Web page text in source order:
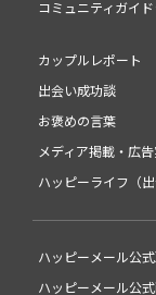
コミュニティガイ
カップルレポート
出会い成功談
お褒めの言葉
メディア掲載・広告
ハッピーライフ（
ハッピーメール公式
ハッピーメール公